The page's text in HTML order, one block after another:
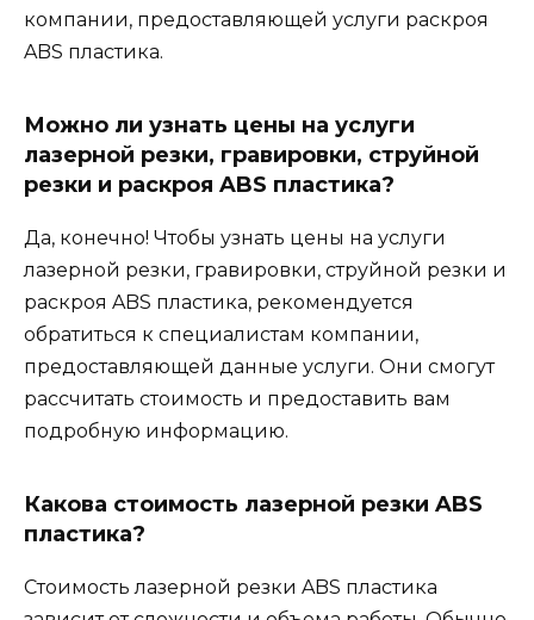
компании, предоставляющей услуги раскроя
ABS пластика.
Можно ли узнать цены на услуги
лазерной резки, гравировки, струйной
резки и раскроя ABS пластика?
Да, конечно! Чтобы узнать цены на услуги
лазерной резки, гравировки, струйной резки и
раскроя ABS пластика, рекомендуется
обратиться к специалистам компании,
предоставляющей данные услуги. Они смогут
рассчитать стоимость и предоставить вам
подробную информацию.
Какова стоимость лазерной резки ABS
пластика?
Стоимость лазерной резки ABS пластика